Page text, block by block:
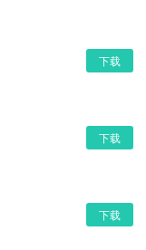
下载
下载
下载